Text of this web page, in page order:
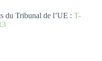
du Tribunal de l’UE : T-